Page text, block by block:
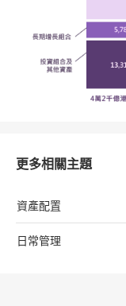
更多相關主題
資產配置
日常管理